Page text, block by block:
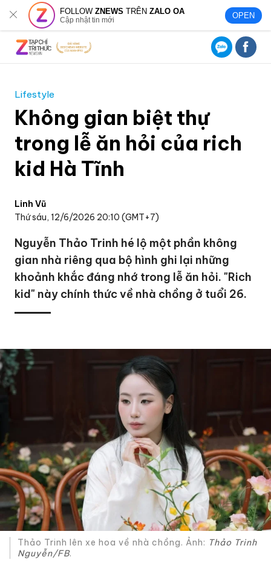
FOLLOWZNEWS TRÊNZALO OA
Cập nhật tin mới OPEN
Lifestyle
Không gian biệt thự
trong lễ ăn hỏi của rich
kid Hà Tĩnh
Linh Vũ
Thứ sáu, 12/6/2026 20:10 (GMT+7)
Nguyễn Thảo Trinh hé lộ một phần không
gian nhà riêng qua bộ hình ghi lại những
khoảnh khắc đáng nhớ trong lễ ăn hỏi. "Rich
kid" này chính thức về nhà chồng ở tuổi 26.
Thảo Trinh lên xe hoa về nhà chồng. Ảnh: Thảo Trinh
Nguyễn/FB.